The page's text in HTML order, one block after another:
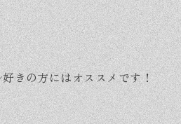
きの方にはオススメです！